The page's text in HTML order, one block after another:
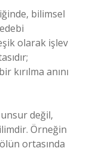
bilimsel
olarak işlev
kırılma anını
değil,
Örneğin
ortasında